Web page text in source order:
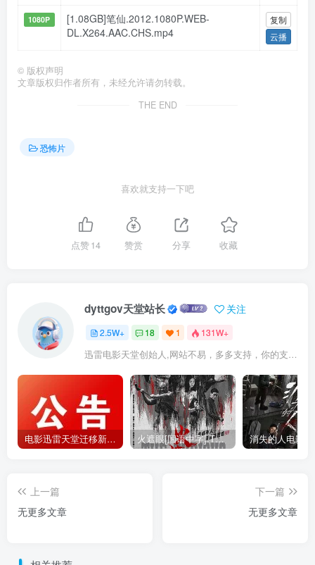
1080P
[1.08GB]笔仙.2012.1080P.WEB-
DL.X264.AAC.CHS.mp4
复制
云播
© 版权声明
文章版权归作者所有，未经允许请勿转载。
THE END
恐怖片
喜欢就支持一下吧
点赞14 赞赏 分享 收藏
dyttgov天堂站长 关注
2.5W+ 18 1 131W+
迅雷电影天堂创始人,网站不易，多多支持，你的支持，是我前进的动力！
电影迅雷天堂迁移新服务器,正常更新，维护完毕! 火遮眼[国语中字].The.Furious.2026.1080p+2160p高清下载
上一篇
无更多文章
下一篇
无更多文章